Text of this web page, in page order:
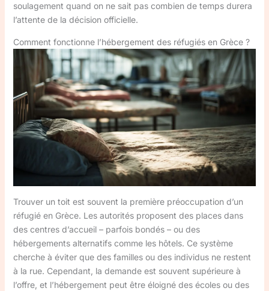
soulagement quand on ne sait pas combien de temps durera
l’attente de la décision officielle.
Comment fonctionne l’hébergement des réfugiés en Grèce ?
Trouver un toit est souvent la première préoccupation d’un
réfugié en Grèce. Les autorités proposent des places dans
des centres d’accueil – parfois bondés – ou des
hébergements alternatifs comme les hôtels. Ce système
cherche à éviter que des familles ou des individus ne restent
à la rue. Cependant, la demande est souvent supérieure à
l’offre, et l’hébergement peut être éloigné des écoles ou des